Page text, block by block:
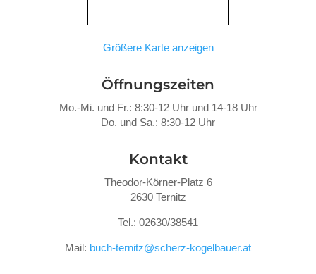
Größere Karte anzeigen
Öffnungszeiten
Mo.-Mi. und Fr.: 8:30-12 Uhr und 14-18 Uhr
Do. und Sa.: 8:30-12 Uhr
Kontakt
Theodor-Körner-Platz 6
2630 Ternitz
Tel.: 02630/38541
Mail: buch-ternitz@scherz-kogelbauer.at